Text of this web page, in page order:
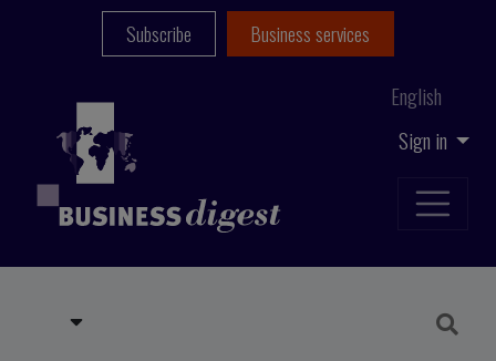
Sign in
English
Subscribe Business services